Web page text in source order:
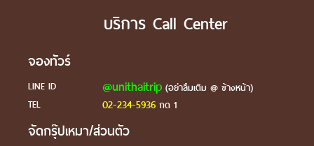
บริการ Call Center
จองทัวร์
LINE ID @unithaitrip(อย่าลืมเติม @ ข้างหน้า)
TEL
02-234-5936กด 1
จัดกรุ๊ปเหมา/ส่วนตัว